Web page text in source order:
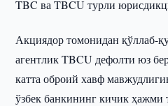
TBC ва TBCU турли
Акциядор томонидан қўллаб-
агентлик TBCU дефолти юз
катта оброий хавф
ўзбек банкининг кичик ҳажми